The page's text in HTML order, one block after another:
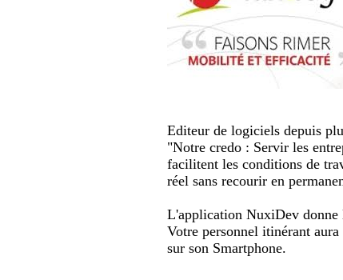
Editeur de logiciels depuis
"Notre credo : Servir les
facilitent les conditions de
réel sans recourir en
L'application NuxiDev donne
Votre personnel itinérant
sur son Smartphone.